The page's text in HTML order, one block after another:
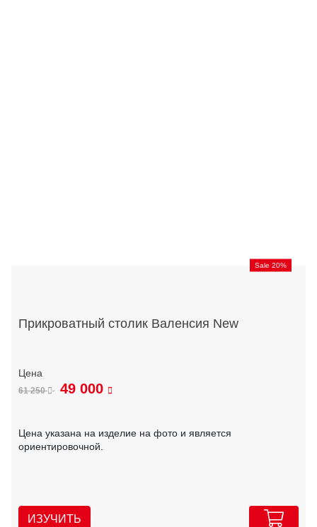
Sale 20%
Прикроватный столик Валенсия New
61 250 49 000
Цена указана на изделие на фото и является
ориентировочной.
ИЗУЧИТЬ